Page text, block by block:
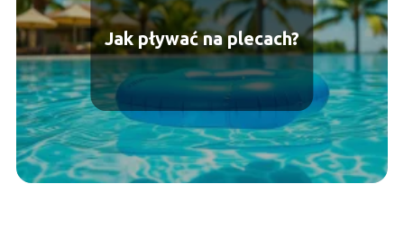
Jak pływać na plecach?